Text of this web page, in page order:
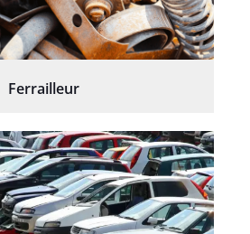
Ferrailleur